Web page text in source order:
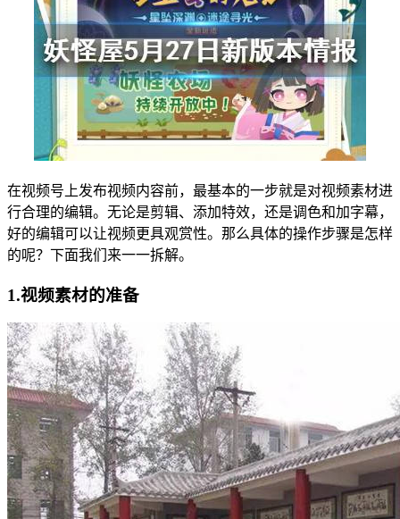
在视频号上发布视频内容前，最基本的一步就是对视频素材进
行合理的编辑。无论是剪辑、添加特效，还是调色和加字幕，
好的编辑可以让视频更具观赏性。那么具体的操作步骤是怎样
的呢？下面我们来一一拆解。
1.视频素材的准备